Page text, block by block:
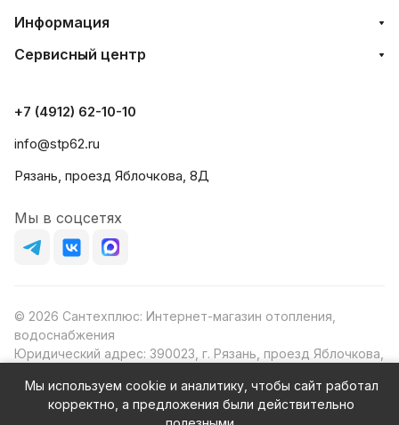
Информация
Сервисный центр
+7 (4912) 62-10-10
info@stp62.ru
Рязань, проезд Яблочкова, 8Д
Мы в соцсетях
© 2026 Сантехплюс: Интернет-магазин отопления,
водоснабжения
Юридический адрес: 390023, г. Рязань, проезд Яблочкова,
ИНН/КПП: 6230087631/623001001
ОГРН: 1156230000080
Мы используем cookie и аналитику, чтобы сайт работал
корректно, а предложения были действительно